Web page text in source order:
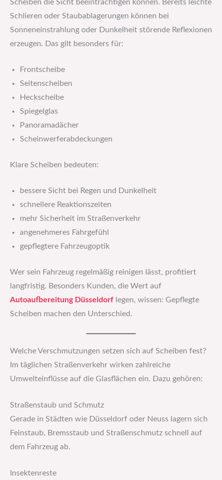
Scheiben die Sicht beeinträchtigen können. Bereits leichte
Schlieren oder Staubablagerungen können bei
Sonneneinstrahlung oder Dunkelheit störende Reflexionen
erzeugen. Das gilt besonders für:
Frontscheibe
Seitenscheiben
Heckscheibe
Spiegelglas
Panoramadächer
Scheinwerferabdeckungen
Klare Scheiben bedeuten:
bessere Sicht bei Regen und Dunkelheit
schnellere Reaktionszeiten
mehr Sicherheit im Straßenverkehr
angenehmeres Fahrgefühl
gepflegtere Fahrzeugoptik
Wer sein Fahrzeug regelmäßig reinigen lässt, profitiert
langfristig. Besonders Kunden, die Wert auf
Autoaufbereitung Düsseldorf legen, wissen: Gepflegte
Scheiben machen den Unterschied.
Welche Verschmutzungen setzen sich auf Scheiben fest?
Im täglichen Straßenverkehr wirken zahlreiche
Umwelteinflüsse auf die Glasflächen ein. Dazu gehören:
Straßenstaub und Schmutz
Gerade in Städten wie Düsseldorf oder Neuss lagern sich
Feinstaub, Bremsstaub und Straßenschmutz schnell auf
dem Fahrzeug ab.
Insektenreste